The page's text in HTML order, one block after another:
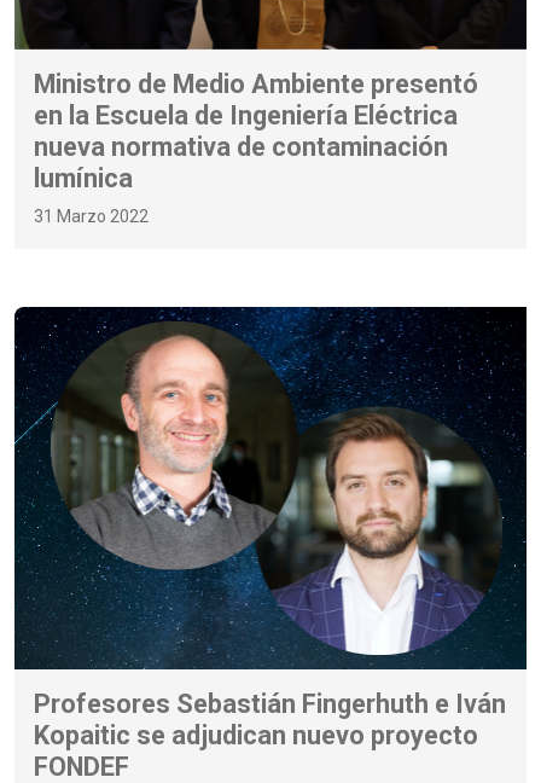
Ministro de Medio Ambiente presentó
en la Escuela de Ingeniería Eléctrica
nueva normativa de contaminación
lumínica
31 Marzo 2022
Profesores Sebastián Fingerhuth e Iván
Kopaitic se adjudican nuevo proyecto
FONDEF